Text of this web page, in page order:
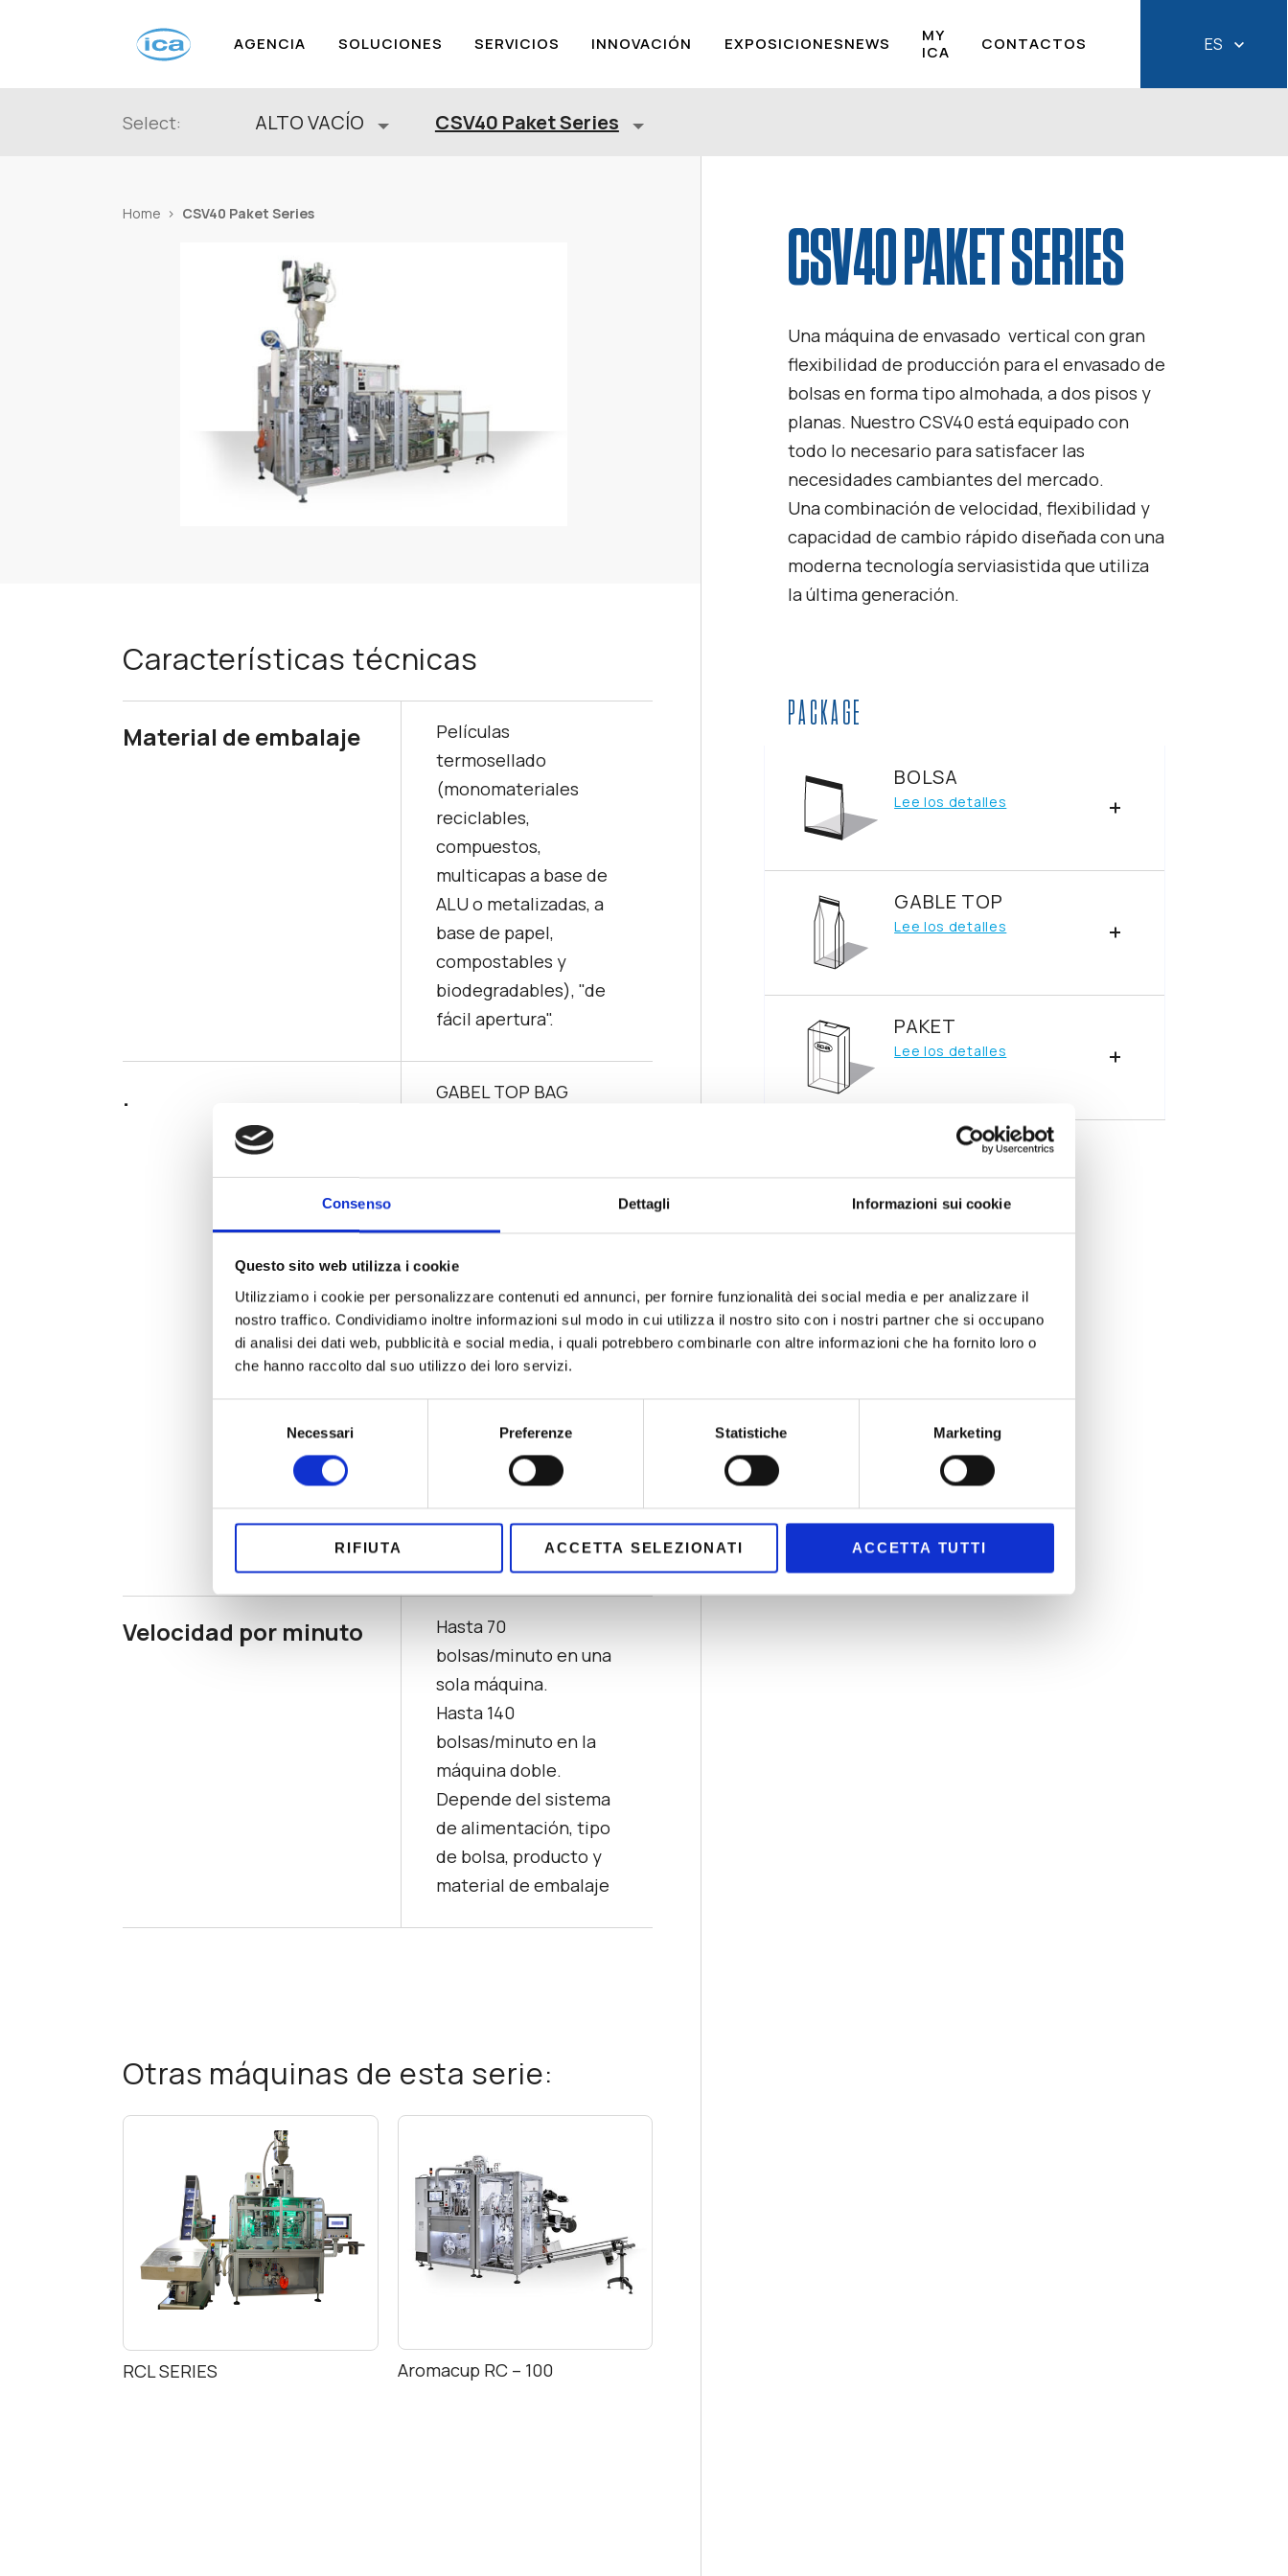
Consenso Dettagli Informazioni sui cookie
Questo sito web utilizza i cookie
Utilizziamo i cookie per personalizzare contenuti ed annunci, per fornire funzionalità dei social media e per analizzare il
nostro traffico. Condividiamo inoltre informazioni sul modo in cui utilizza il nostro sito con i nostri partner che si occupano
di analisi dei dati web, pubblicità e social media, i quali potrebbero combinarle con altre informazioni che ha fornito loro o
che hanno raccolto dal suo utilizzo dei loro servizi.
Necessari Preferenze Statistiche Marketing
RIFIUTA ACCETTA SELEZIONATI ACCETTA TUTTI
AGENCIA SOLUCIONES SERVICIOS INNOVACIÓN EXPOSICIONESNEWS
MY
ICA
CONTACTOS ES
Select: ALTO VACÍO CSV40 Paket Series
CSV40 PAKET SERIES
Una máquina de envasado vertical con gran
flexibilidad de producción para el envasado de
bolsas en forma tipo almohada, a dos pisos y
planas. Nuestro CSV40 está equipado con
todo lo necesario para satisfacer las
necesidades cambiantes del mercado.
Una combinación de velocidad, flexibilidad y
capacidad de cambio rápido diseñada con una
moderna tecnología serviasistida que utiliza
la última generación.
PACKAGE
BOLSA
Lee los detalles
GABLE TOP
Lee los detalles
PAKET
Lee los detalles
Home CSV40 Paket Series
Características técnicas
Material de embalaje
Películas
termosellado
(monomateriales
reciclables,
compuestos,
multicapas a base de
ALU o metalizadas, a
base de papel,
compostables y
biodegradables), "de
fácil apertura".
.
GABEL TOP BAG
ALMOHADA
min 70x70h | máx.
200x450h mm
REFORZADA
min 60x40x70h | máx.
140x80x280h mm
Velocidad por minuto
Hasta 70
bolsas/minuto en una
sola máquina.
Hasta 140
bolsas/minuto en la
máquina doble.
Depende del sistema
de alimentación, tipo
de bolsa, producto y
material de embalaje
Otras máquinas de esta serie:
RCL SERIES Aromacup RC – 100